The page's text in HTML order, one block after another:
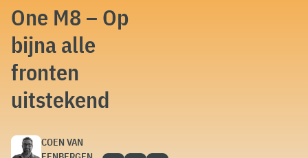
One M8 – Op
bijna alle
fronten
uitstekend
COEN VAN